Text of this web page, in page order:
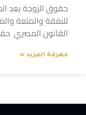
للنفقة والمتعة
القانون المصري
معرفة المزيد »